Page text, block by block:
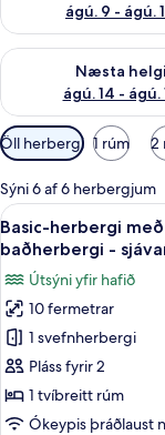
ágú. 9 - ágú.
Næsta helgi
ágú. 14 - ágú.
Athuga framboð
Síur
í
boði
fyrir
herbergi
Öll herbergi 1 rúm 2
Sýni 6 af 6 herbergjum
Skoða
allar
myndir
fyrir
Basic-
herbergi
með
tvíbreiðu
rúmi
14
Basic-herbergi
baðherbergi -
Útsýni yfir hafið
10 fermetrar
1 svefnherbergi
Pláss fyrir 2
1 tvíbreitt rúm
Ókeypis þráðlaust